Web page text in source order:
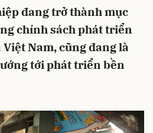
đang trở thành mục
chính sách phát triển
Nam, cũng đang là
tới phát triển bền
Hủy